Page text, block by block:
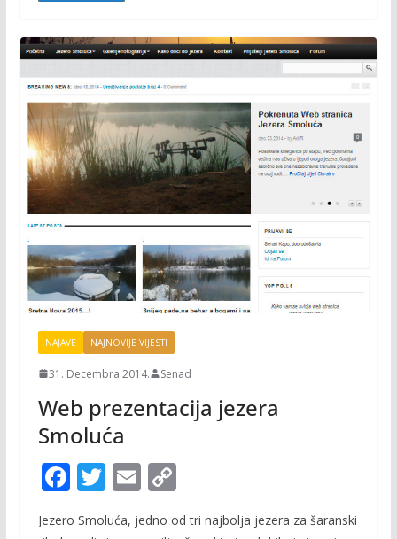
NAJAVE NAJNOVIJE VIJESTI
31. Decembra 2014. Senad
Web prezentacija jezera
Smoluća
F T
w
E
m
C
o
Jezero Smoluća, jedno od tri najbolja jezera za šaranski